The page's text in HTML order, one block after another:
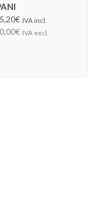
IVA incl.
IVA excl.